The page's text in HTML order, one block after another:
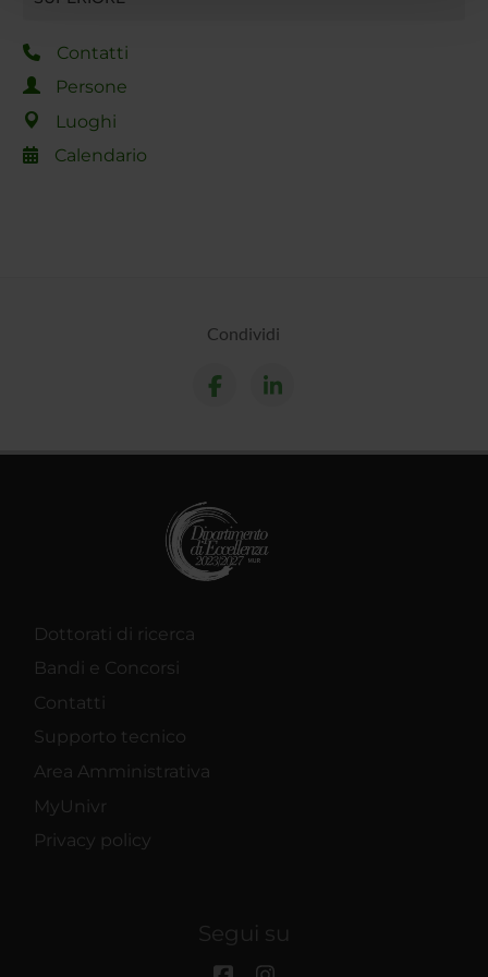
raccolto dal tuo utilizzo dei loro servizi.
Contatti
Persone
Luoghi
Calendario
Condividi
Dottorati di ricerca
Bandi e Concorsi
Contatti
Supporto tecnico
Area Amministrativa
MyUnivr
Privacy policy
Segui su